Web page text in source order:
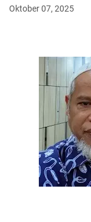
Oktober 07, 2025